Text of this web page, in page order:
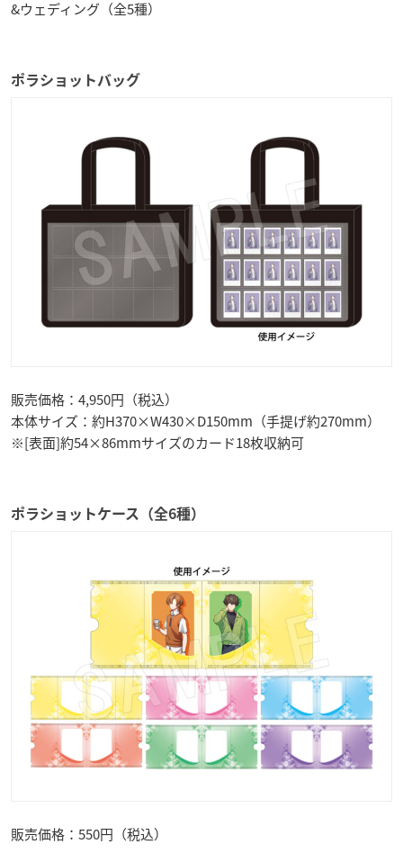
&ウェディング（全5種）
ポラショットバッグ
販売価格：4,950円（税込）
本体サイズ：約H370×W430×D150mm（手提げ約270mm）
※[表面]約54×86mmサイズのカード18枚収納可
ポラショットケース（全6種）
販売価格：550円（税込）